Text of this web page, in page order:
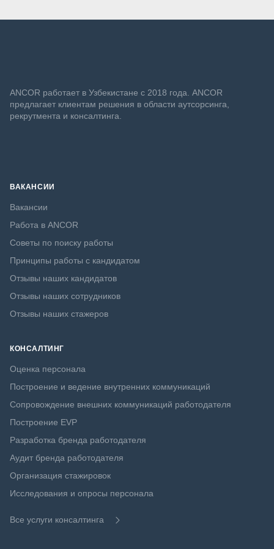
ANСOR работает в Узбекистане с 2018 года. ANCOR
предлагает клиентам решения в области аутсорсинга,
рекрутмента и консалтинга.
ВАКАНСИИ
Вакансии
Работа в ANCOR
Советы по поиску работы
Принципы работы с кандидатом
Отзывы наших кандидатов
Отзывы наших сотрудников
Отзывы наших стажеров
КОНСАЛТИНГ
Оценка персонала
Построение и ведение внутренних коммуникаций
Сопровождение внешних коммуникаций работодателя
Построение EVP
Разработка бренда работодателя
Аудит бренда работодателя
Организация стажировок
Исследования и опросы персонала
Все услуги консалтинга